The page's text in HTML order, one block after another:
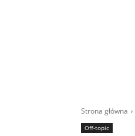
Strona główna
Off-topic